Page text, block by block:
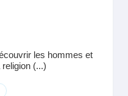
les hommes et
(...)